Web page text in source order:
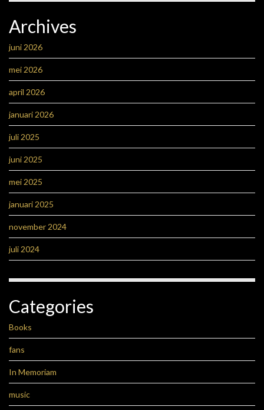
Archives
juni 2026
mei 2026
april 2026
januari 2026
juli 2025
juni 2025
mei 2025
januari 2025
november 2024
juli 2024
Categories
Books
fans
In Memoriam
music